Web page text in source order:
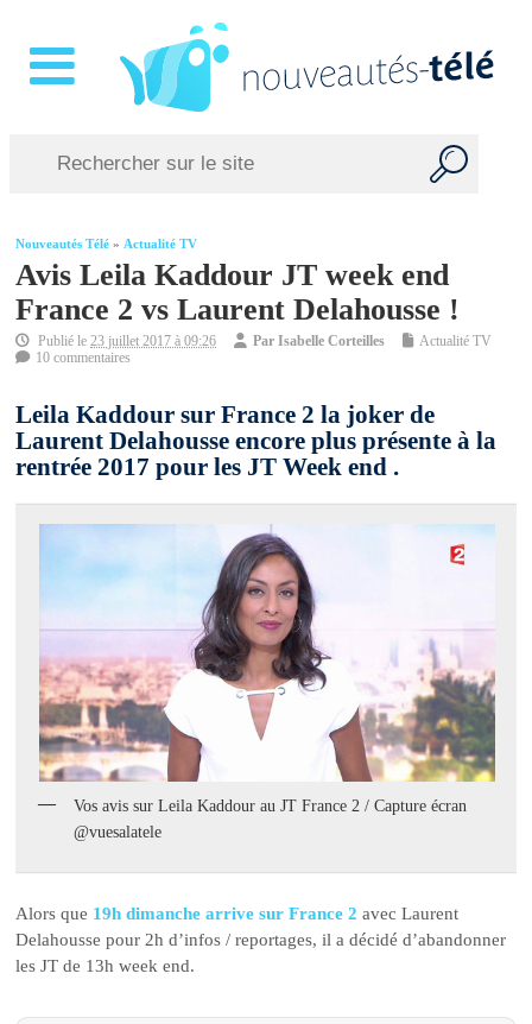
Nouveautés Télé »Actualité TV
Avis Leila Kaddour JT week end
France 2 vs Laurent Delahousse !
Publié le23 juillet 2017 à 09:26 ParIsabelle Corteilles
Actualité TV
10 commentaires
Leila Kaddour sur France 2 la joker de
Laurent Delahousse encore plus présente à la
rentrée 2017 pour les JT Week end .
Vos avis sur Leila Kaddour au JT France 2 / Capture écran
@vuesalatele
Alors que 19h dimanche arrive sur France 2 avec Laurent
Delahousse pour 2h d’infos / reportages, il a décidé d’abandonner
les JT de 13h week end.